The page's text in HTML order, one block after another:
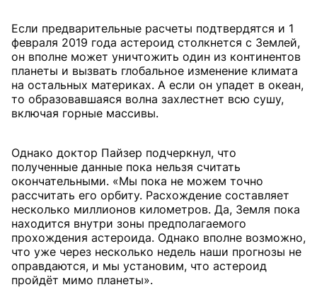
Если предварительные расчеты подтвердятся и 1
февраля 2019 года астероид столкнется с Землей,
он вполне может уничтожить один из континентов
планеты и вызвать глобальное изменение климата
на остальных материках. А если он упадет в океан,
то образовавшаяся волна захлестнет всю сушу,
включая горные массивы.
Однако доктор Пайзер подчеркнул, что
полученные данные пока нельзя считать
окончательными. «Мы пока не можем точно
рассчитать его орбиту. Расхождение составляет
несколько миллионов километров. Да, Земля пока
находится внутри зоны предполагаемого
прохождения астероида. Однако вполне возможно,
что уже через несколько недель наши прогнозы не
оправдаются, и мы установим, что астероид
пройдёт мимо планеты».